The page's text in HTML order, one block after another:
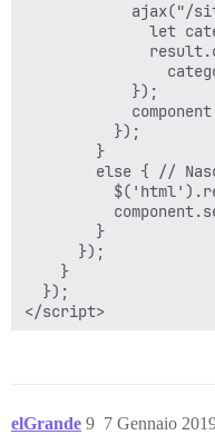
ajax("/
let
            });
          });
        }
else { //
        }
      });
    }
  });
</script>
elGrande 7 Gennaio
9